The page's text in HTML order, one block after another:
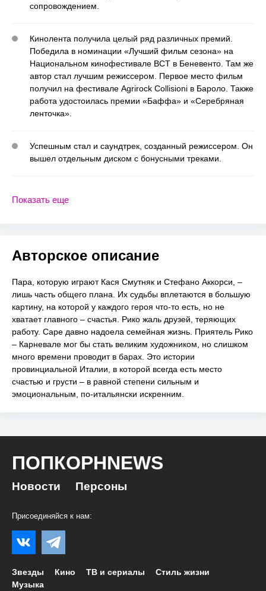
сопровождением.
Кинолента получила целый ряд различных премий.
Победила в номинации «Лучший фильм сезона» на
Национальном кинофестивале BCT в Беневенто. Там же
автор стал лучшим режиссером. Первое место фильм
получил на фестивале Agrirock Collisioni в Бароло. Также
работа удостоилась премии «Баффа» и «Серебряная
ленточка».
Успешным стал и саундтрек, созданный режиссером. Он
вышел отдельным диском с бонусными треками.
Показать еще
Авторское описание
Пара, которую играют Кася Смутняк и Стефано Аккорси, –
лишь часть общего плана. Их судьбы вплетаются в большую
картину, на которой у каждого героя что-то есть, но не
хватает главного – счастья. Рико жаль друзей, теряющих
работу. Саре давно надоела семейная жизнь. Приятель Рико
– Карневале мог бы стать великим художником, но слишком
много времени проводит в барах. Это истории
провинциальной Италии, в которой всегда есть место
счастью и грусти – в равной степени сильным и
эмоциональным, по-итальянски искренним.
ПОПКОРНNEWS
Новости Персоны
Присоединяйся к нам:
Звезды Кино ТВ и сериалы
Стиль жизни
Музыка